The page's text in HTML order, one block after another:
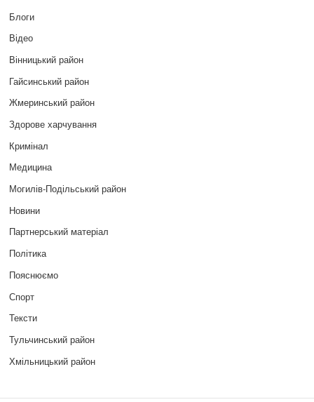
Блоги
Відео
Вінницький район
Гайсинський район
Жмеринський район
Здорове харчування
Кримінал
Медицина
Могилів-Подільський район
Новини
Партнерський матеріал
Політика
Пояснюємо
Спорт
Тексти
Тульчинський район
Хмільницький район